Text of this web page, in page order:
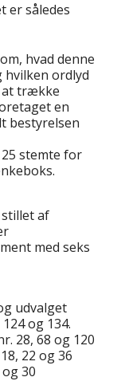
er således
hvad denne
ordlyd
at trække
en
bestyrelsen
stemte for
af
med seks
udvalget
og 134.
28, 68 og 120
22 og 36
30